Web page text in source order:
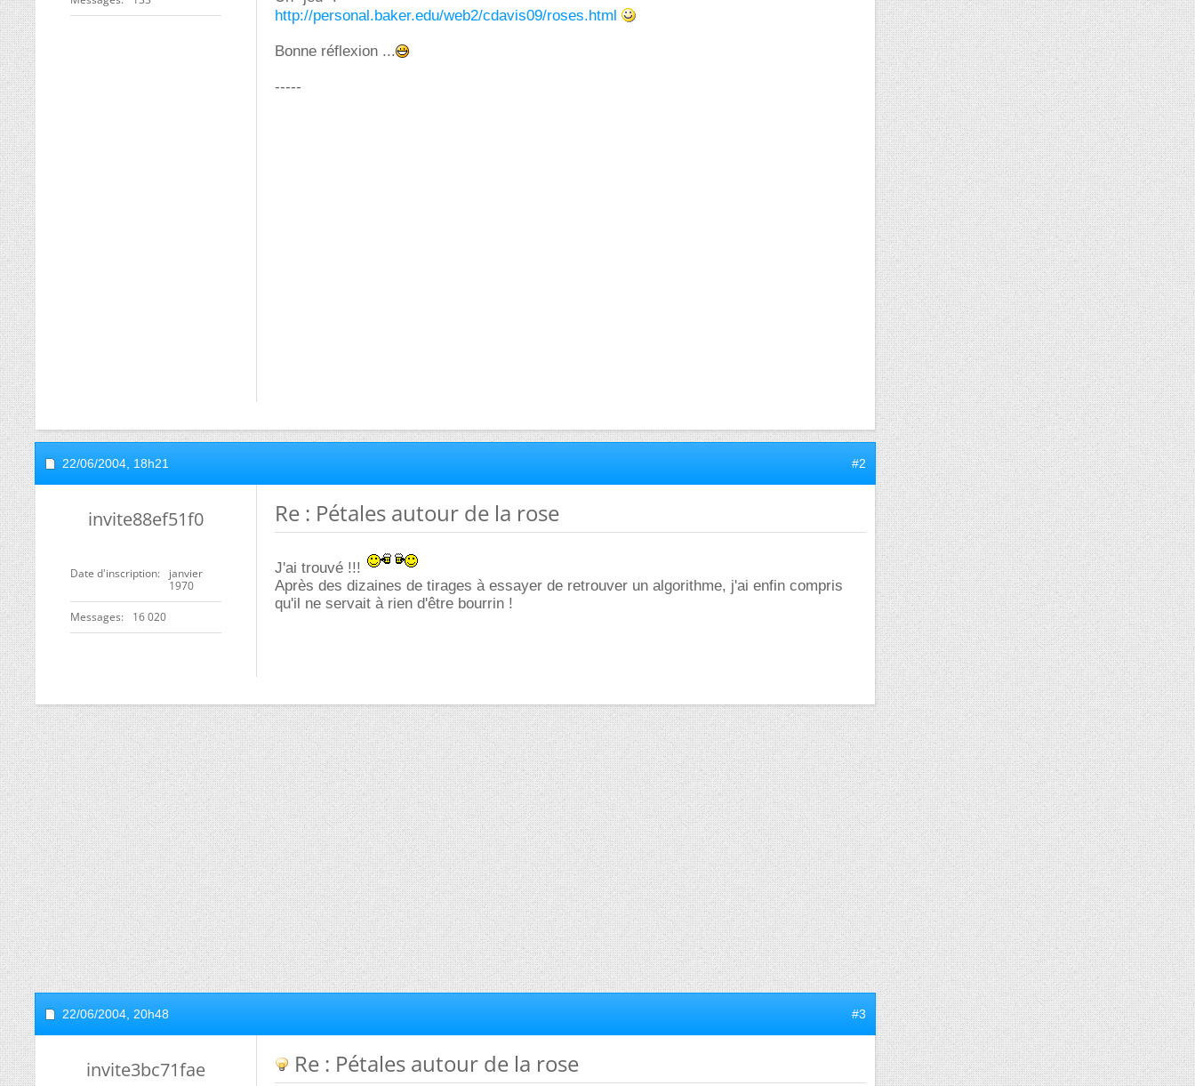
http://personal.baker.edu/web2/cdavis09/roses.html
Bonne réflexion ...
-----
22/06/2004, 18h21 #2
invite88ef51f0
Date d'inscription
janvier
1970
Messages 16 020
Re : Pétales autour de la rose
J'ai trouvé !!!
Après des dizaines de tirages à essayer de retrouver un algorithme, j'ai enfin compris
qu'il ne servait à rien d'être bourrin !
22/06/2004, 20h48 #3
invite3bc71fae Re : Pétales autour de la rose